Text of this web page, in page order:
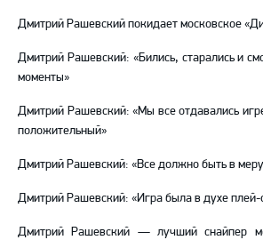
Дмитрий Рашевский покидает московское
Дмитрий Рашевский: «Бились, старались и
моменты»
Дмитрий Рашевский: «Мы все отдавались
положительный»
Дмитрий Рашевский: «Все должно быть в
Дмитрий Рашевский: «Игра была в духе
Дмитрий Рашевский — лучший снайпер